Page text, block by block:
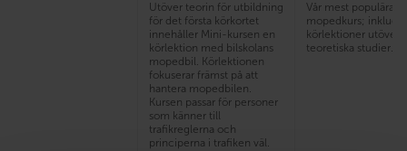
Utöver teorin för utbildning
för det första körkortet
innehåller Mini-kursen en
körlektion med bilskolans
mopedbil. Körlektionen
fokuserar främst på att
hantera mopedbilen.
Kursen passar för personer
som känner till
trafikreglerna och
principerna i trafiken väl.
Vår mest populära
mopedkurs;
körlektioner utöver
teoretiska studier.